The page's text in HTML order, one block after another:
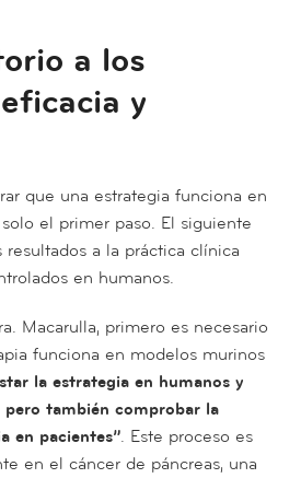
a los
y
que una estrategia funciona en
el primer paso. El siguiente
resultados a la práctica clínica
en humanos.
Macarulla, primero es necesario
funciona en modelos murinos
la estrategia en humanos y
también comprobar la
en pacientes”. Este proceso es
en el cáncer de páncreas, una